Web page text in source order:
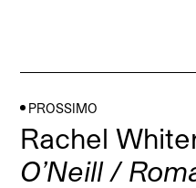
PROSSIMO
Rachel
O’Neill /